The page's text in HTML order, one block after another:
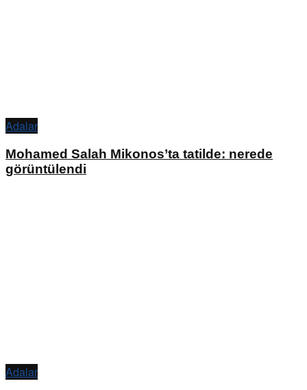
Adalar
Mohamed Salah Mikonos’ta tatilde: nerede
görüntülendi
Adalar